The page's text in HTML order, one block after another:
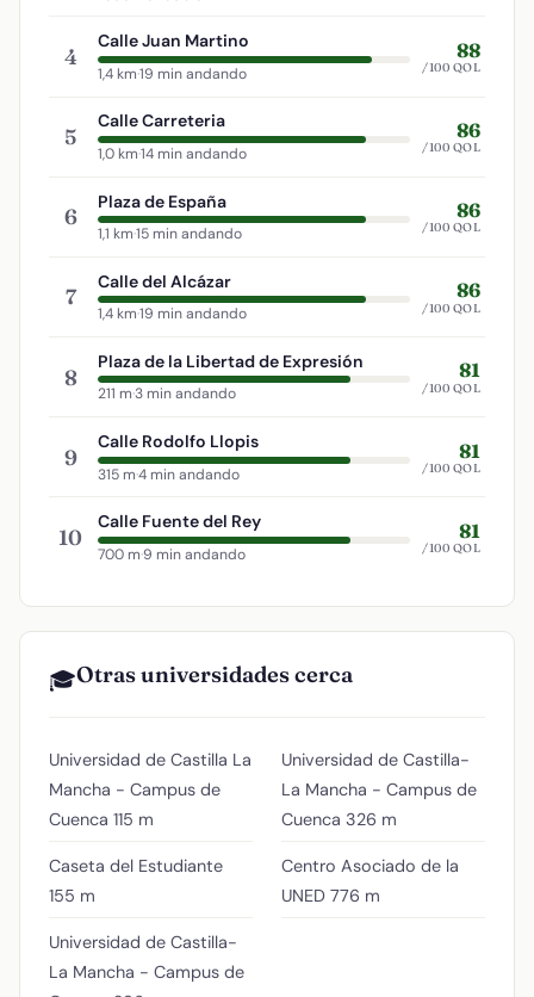
4
Calle Juan Martino
1,4 km·19 min andando
88
/100 QOL
5
Calle Carreteria
1,0 km·14 min andando
86
/100 QOL
6
Plaza de España
1,1 km·15 min andando
86
/100 QOL
7
Calle del Alcázar
1,4 km·19 min andando
86
/100 QOL
8
Plaza de la Libertad de Expresión
211 m·3 min andando
81
/100 QOL
9
Calle Rodolfo Llopis
315 m·4 min andando
81
/100 QOL
10
Calle Fuente del Rey
700 m·9 min andando
81
/100 QOL
🎓Otras universidades cerca
Universidad de Castilla La
Mancha - Campus de
Cuenca 115 m
Caseta del Estudiante
155 m
Universidad de Castilla-
La Mancha - Campus de
Universidad de Castilla-
La Mancha - Campus de
Cuenca 326 m
Centro Asociado de la
UNED 776 m